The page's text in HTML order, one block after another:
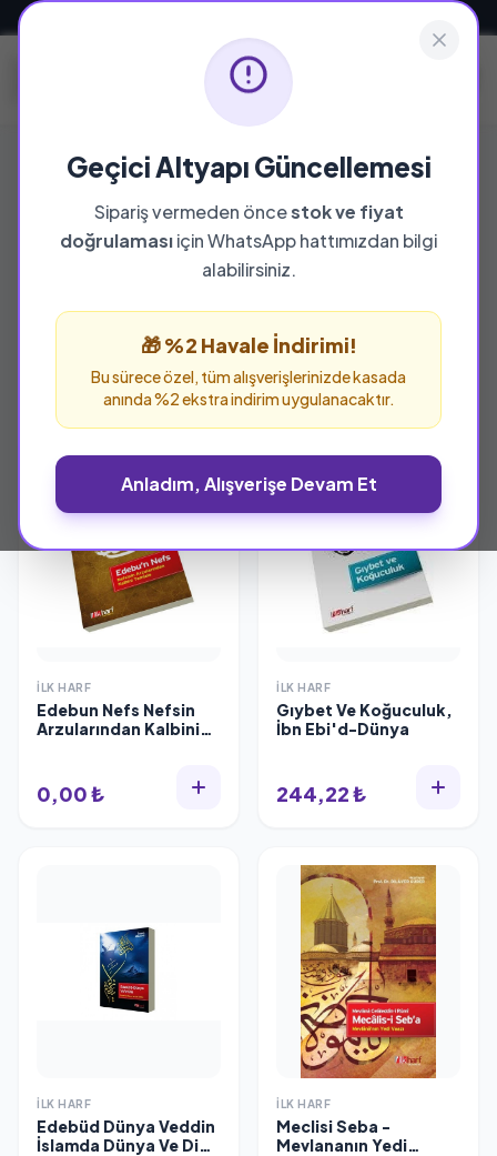
Geçici Altyapı Güncellemesi
Sipariş vermeden öncestok ve fiyat
doğrulamasıiçin WhatsApp hattımızdan bilgi
alabilirsiniz.
🎁 %2 Havale İndirimi!
Bu sürece özel, tüm alışverişlerinizde kasada
anında %2 ekstra indirim uygulanacaktır.
Anladım, Alışverişe Devam Et
YAYINEVI
İlk Harf
İlk Harf yayınevine ait tüm eserleri bu sayfada
inceleyebilir ve güvenle sipariş verebilirsiniz.
İLK HARF
Edebun Nefs Nefsin
Arzularından Kalbini
0,00 ₺
İLK HARF
Gıybet Ve Koğuculuk,
İbn Ebi'd-Dünya
244,22 ₺
İLK HARF
Edebüd Dünya Veddin
İslamda Dünya Ve Din
İLK HARF
Meclisi Seba -
Mevlananın Yedi